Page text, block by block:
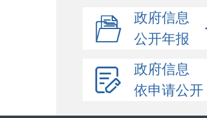
政府信息
公开年报
政府信息
依申请公开